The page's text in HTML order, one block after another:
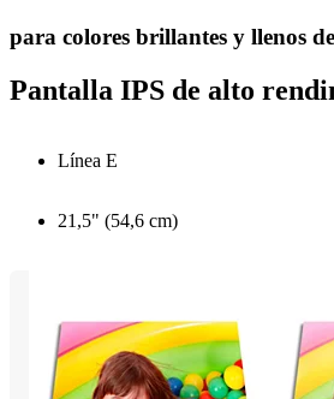
para colores brillantes y llenos
Pantalla IPS de alto
Línea E
21,5" (54,6 cm)